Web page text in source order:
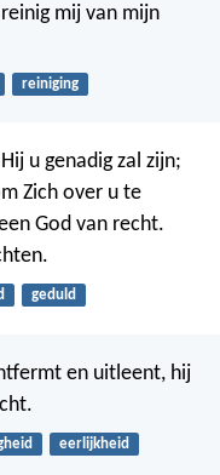
reinig mij van mijn
reiniging
u genadig zal zijn;
Zich over u te
God van recht.
geduld
en uitleent, hij
eerlijkheid